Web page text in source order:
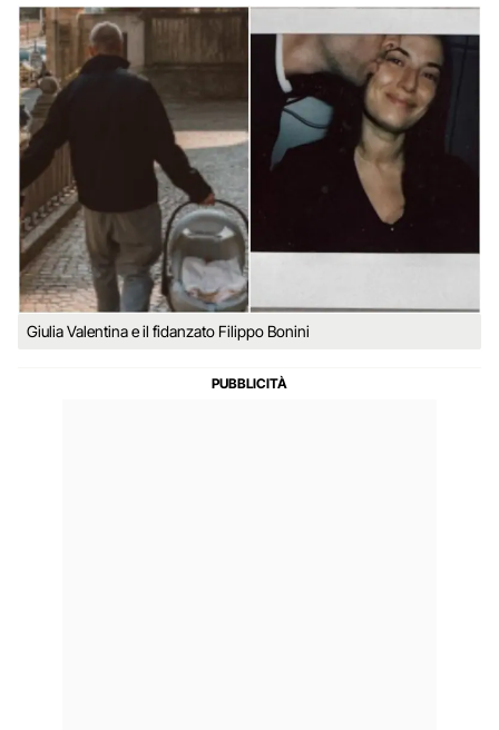
Giulia Valentina e il fidanzato Filippo Bonini